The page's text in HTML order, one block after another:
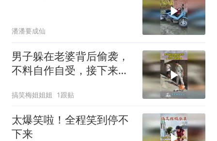
潘潘要成仙
男子躲在老婆背后偷袭，
不料自作自受，接下来一
搞笑梅姐姐姐 1跟贴
太爆笑啦！全程笑到停不
下来